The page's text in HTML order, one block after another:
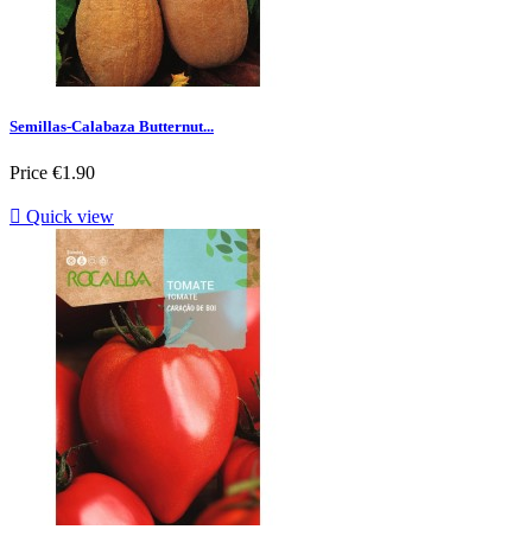
Semillas-Calabaza Butternut...
Price €1.90
 Quick view